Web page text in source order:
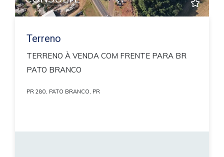
Terreno
TERRENO À VENDA COM FRENTE PARA BR
PATO BRANCO
PR 280, PATO BRANCO, PR